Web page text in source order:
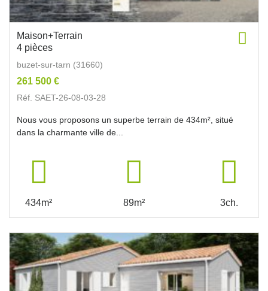
Maison+Terrain
4 pièces
buzet-sur-tarn (31660)
261 500 €
Réf. SAET-26-08-03-28
Nous vous proposons un superbe terrain de 434m², situé
dans la charmante ville de...
434m² 89m² 3ch.